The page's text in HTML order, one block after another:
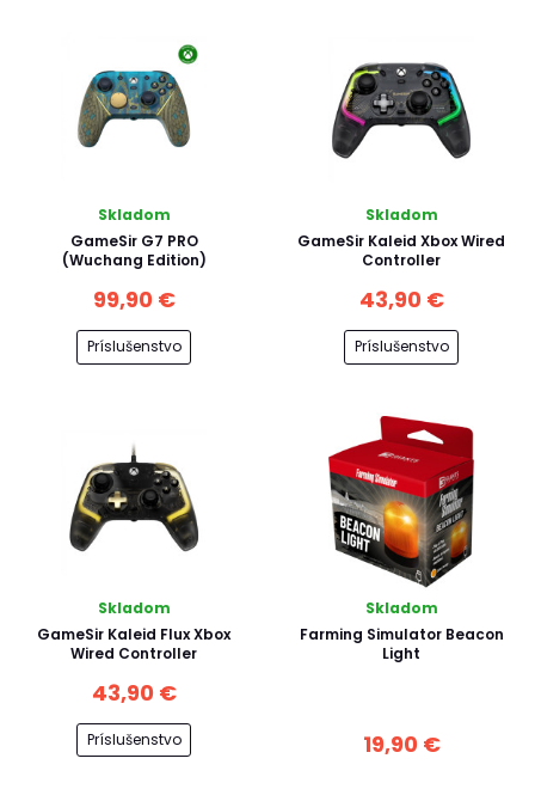
Skladom
GameSir G7 PRO
(Wuchang Edition)
99,90 €
Príslušenstvo
Skladom
GameSir Kaleid Xbox Wired
Controller
43,90 €
Príslušenstvo
Skladom
GameSir Kaleid Flux Xbox
Wired Controller
43,90 €
Príslušenstvo
Skladom
Farming Simulator Beacon
Light
19,90 €